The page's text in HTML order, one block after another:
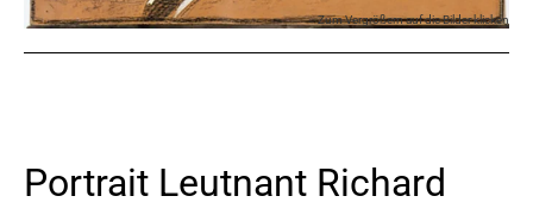
Zum Vergrößern auf die Bilder klicken
Portrait Leutnant Richard